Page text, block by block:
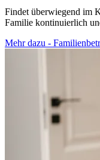
Findet überwiegend im
Familie kontinuierlich
Mehr dazu -